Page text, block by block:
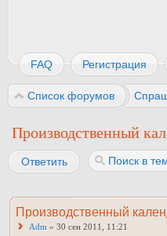
FAQ Регистрация
Список форумов
Производственный
Ответить
Производственный
Adm » 30 сен 2011, 11:21